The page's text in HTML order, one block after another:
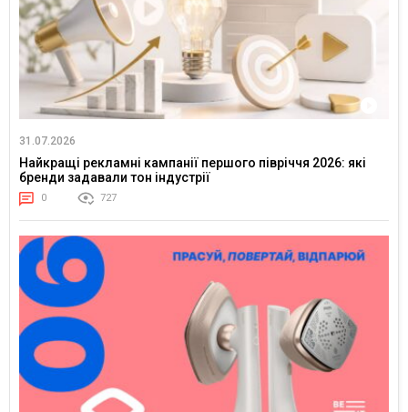
31.07.2026
Найкращі рекламні кампанії першого півріччя 2026: які
бренди задавали тон індустрії
0 727